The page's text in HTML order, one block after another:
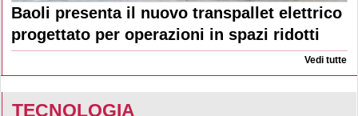
Baoli presenta il nuovo transpallet elettrico
progettato per operazioni in spazi ridotti
Vedi tutte
TECNOLOGIA